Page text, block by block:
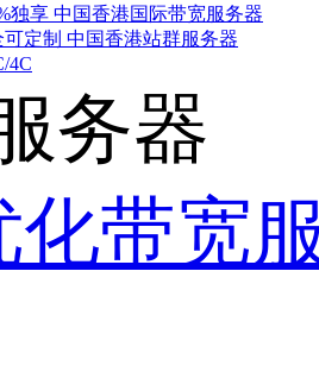
独享 中国香港国际带宽服务器
定制 中国香港站群服务器
4C
务器
化带宽